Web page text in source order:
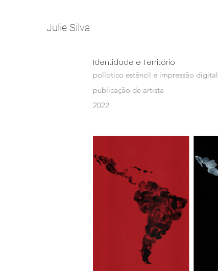
Julie Silva
Identidade e Território
políptico estêncil e impressão digital
publicação de artista
2022